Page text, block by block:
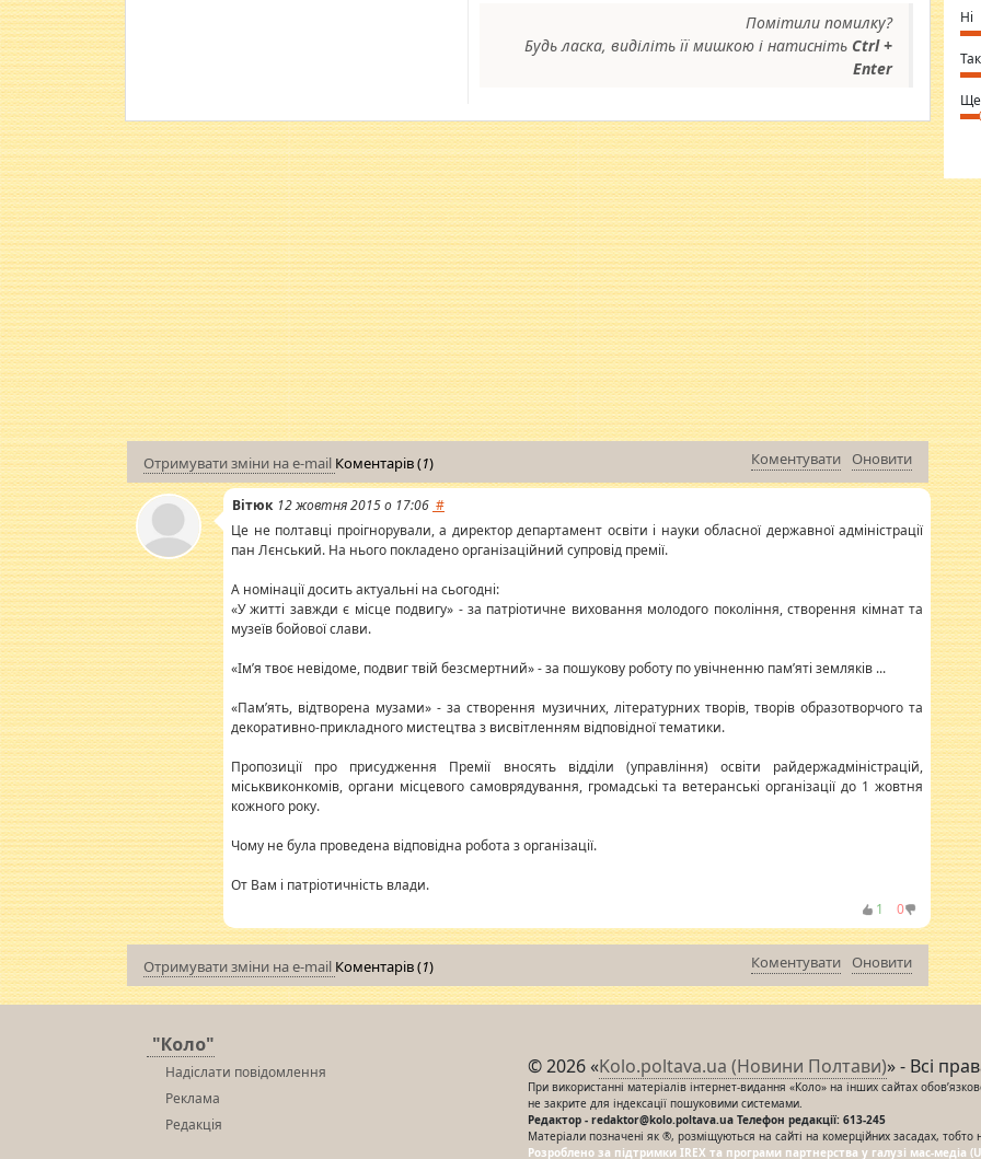
Помітили помилку?
Будь ласка, виділіть її мишкою і натисніть Ctrl +
Enter
Отримувати зміни на e-mail Коментарів (1) Оновити
Коментувати
Вітюк 12 жовтня 2015 о 17:06 #
Це не полтавці проігнорували, а директор департамент освіти і науки обласної державної адміністрації
пан Лєнський. На нього покладено організаційний супровід премії.
А номінації досить актуальні на сьогодні:
«У житті завжди є місце подвигу» - за патріотичне виховання молодого покоління, створення кімнат та
музеїв бойової слави.
«Ім’я твоє невідоме, подвиг твій безсмертний» - за пошукову роботу по увічненню пам’яті земляків ...
«Пам’ять, відтворена музами» - за створення музичних, літературних творів, творів образотворчого та
декоративно-прикладного мистецтва з висвітленням відповідної тематики.
Пропозиції про присудження Премії вносять відділи (управління) освіти райдержадміністрацій,
міськвиконкомів, органи місцевого самоврядування, громадські та ветеранські організації до 1 жовтня
кожного року.
Чому не була проведена відповідна робота з організації.
От Вам і патріотичність влади.
0
1
Отримувати зміни на e-mail Коментарів (1) Оновити
Коментувати
⇒
Ні
Так
Ще
"Коло"
Надіслати повідомлення
Реклама
Редакція
© 2026 «Kolo.poltava.ua (Новини Полтави)» - Всі
При використанні матеріалів інтернет-видання «Коло» на інших сайтах
не закрите для індексації пошуковими системами.
Редактор - redaktor@kolo.poltava.ua Телефон редакції: 613-245
Матеріали позначені як ®, розміщуються на сайті на комерційних засадах, тобто
Розроблено за підтримки IREX та програми партнерства у галузі мас-медіа